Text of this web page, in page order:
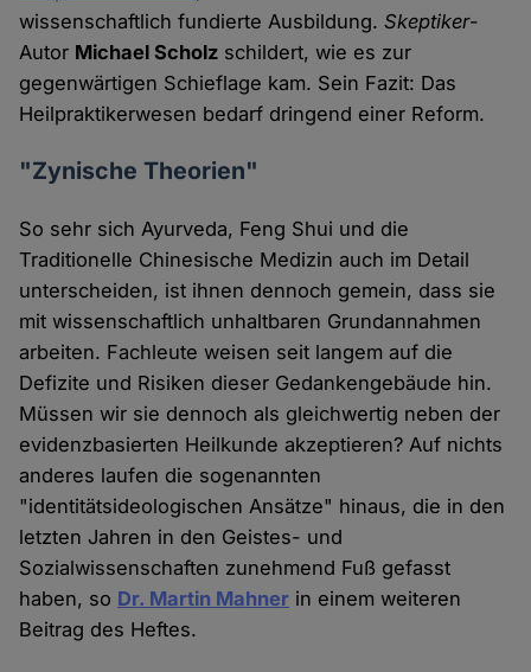
wissenschaftlich fundierte Ausbildung.Skeptiker-
Autor Michael Scholz schildert, wie es zur
gegenwärtigen Schieflage kam. Sein Fazit: Das
Heilpraktikerwesen bedarf dringend einer Reform.
"Zynische Theorien"
So sehr sich Ayurveda, Feng Shui und die
Traditionelle Chinesische Medizin auch im Detail
unterscheiden, ist ihnen dennoch gemein, dass sie
mit wissenschaftlich unhaltbaren Grundannahmen
arbeiten. Fachleute weisen seit langem auf die
Defizite und Risiken dieser Gedankengebäude hin.
Müssen wir sie dennoch als gleichwertig neben der
evidenzbasierten Heilkunde akzeptieren? Auf nichts
anderes laufen die sogenannten
"identitätsideologischen Ansätze" hinaus, die in den
letzten Jahren in den Geistes- und
Sozialwissenschaften zunehmend Fuß gefasst
haben, so Dr. Martin Mahner in einem weiteren
Beitrag des Heftes.